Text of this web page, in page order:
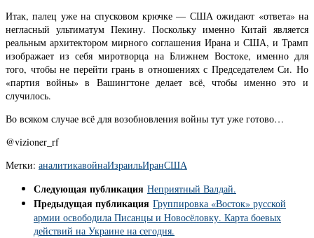
Итак, палец уже на спусковом крючке — США ожидают «ответа» на
негласный ультиматум Пекину. Поскольку именно Китай является
реальным архитектором мирного соглашения Ирана и США, и Трамп
изображает из себя миротворца на Ближнем Востоке, именно для
того, чтобы не перейти грань в отношениях с Председателем Си. Но
«партия войны» в Вашингтоне делает всё, чтобы именно это и
случилось.
Во всяком случае всё для возобновления войны тут уже готово…
@vizioner_rf
Метки: аналитикавойнаИзраильИранСША
Следующая публикация Неприятный Валдай.
Предыдущая публикация Группировка «Восток» русской
армии освободила Писанцы и Новосёловку. Карта боевых
действий на Украине на сегодня.